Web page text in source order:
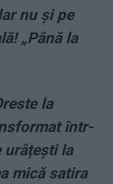
nu și pe
„Până la
la
într-
urâțești la
mică satira